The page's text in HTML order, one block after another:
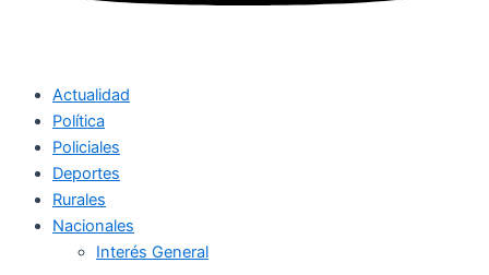
Actualidad
Política
Policiales
Deportes
Rurales
Nacionales
Interés General